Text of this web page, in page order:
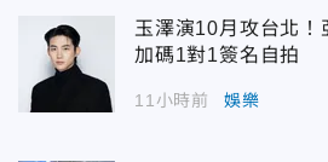
玉澤演10月攻台北
加碼1對1簽名自拍
11小時前 娛樂